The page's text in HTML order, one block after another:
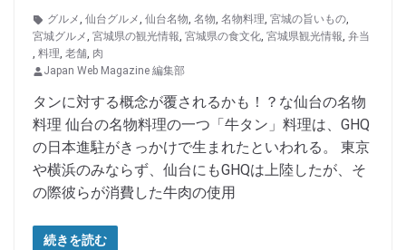
グルメ, 仙台グルメ, 仙台名物, 名物, 名物料理, 宮城の旨いもの,
宮城グルメ, 宮城県の観光情報, 宮城県の食文化, 宮城県観光情報, 弁当
, 料理, 老舗, 肉
Japan Web Magazine 編集部
タンに対する概念が覆されるかも！？な仙台の名物
料理 仙台の名物料理の一つ「牛タン」料理は、GHQ
の日本進駐がきっかけで生まれたといわれる。 東京
や横浜のみならず、仙台にもGHQは上陸したが、そ
の際彼らが消費した牛肉の使用
続きを読む